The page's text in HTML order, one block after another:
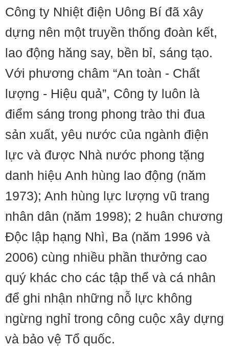
Công ty Nhiệt điện Uông Bí đã xây
dựng nên một truyền thống đoàn kết,
lao động hăng say, bền bỉ, sáng tạo.
Với phương châm “An toàn - Chất
lượng - Hiệu quả”, Công ty luôn là
điểm sáng trong phong trào thi đua
sản xuất, yêu nước của ngành điện
lực và được Nhà nước phong tặng
danh hiệu Anh hùng lao động (năm
1973); Anh hùng lực lượng vũ trang
nhân dân (năm 1998); 2 huân chương
Độc lập hạng Nhì, Ba (năm 1996 và
2006) cùng nhiều phần thưởng cao
quý khác cho các tập thể và cá nhân
để ghi nhận những nỗ lực không
ngừng nghỉ trong công cuộc xây dựng
và bảo vệ Tổ quốc.